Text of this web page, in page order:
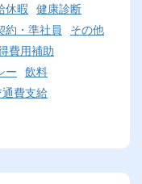
休暇 健康診断
約・準社員
その他
費用補助
ー 飲料
費支給